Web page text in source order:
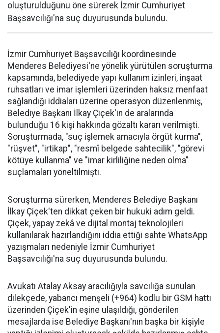
oluşturulduğunu öne sürerek İzmir Cumhuriyet
Başsavcılığı'na suç duyurusunda bulundu.
İzmir Cumhuriyet Başsavcılığı koordinesinde
Menderes Belediyesi'ne yönelik yürütülen soruşturma
kapsamında, belediyede yapı kullanım izinleri, inşaat
ruhsatları ve imar işlemleri üzerinden haksız menfaat
sağlandığı iddiaları üzerine operasyon düzenlenmiş,
Belediye Başkanı İlkay Çiçek'in de aralarında
bulunduğu 16 kişi hakkında gözaltı kararı verilmişti.
Soruşturmada, "suç işlemek amacıyla örgüt kurma",
"rüşvet", "irtikap", "resmî belgede sahtecilik", "görevi
kötüye kullanma" ve "imar kirliliğine neden olma"
suçlamaları yöneltilmişti.
Soruşturma sürerken, Menderes Belediye Başkanı
İlkay Çiçek'ten dikkat çeken bir hukuki adım geldi.
Çiçek, yapay zekâ ve dijital montaj teknolojileri
kullanılarak hazırlandığını iddia ettiği sahte WhatsApp
yazışmaları nedeniyle İzmir Cumhuriyet
Başsavcılığı'na suç duyurusunda bulundu.
Avukatı Atalay Aksay aracılığıyla savcılığa sunulan
dilekçede, yabancı menşeli (+964) kodlu bir GSM hattı
üzerinden Çiçek'in eşine ulaşıldığı, gönderilen
mesajlarda ise Belediye Başkanı'nın başka bir kişiyle